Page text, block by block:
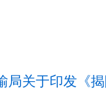
局关于印发《